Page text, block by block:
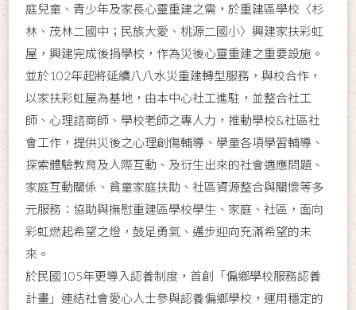
庭兒童、青少年及家長心靈重建之需，於重建區學校〈杉
林、茂林二國中；民族大愛、桃源二國小〉興建家扶彩虹
屋，興建完成後捐學校，作為災後心靈重建之重要設施。
並於102年起將延續八八水災重建轉型服務，與校合作，
以家扶彩虹屋為基地，由本中心社工進駐，並整合社工
師、心理諮商師、學校老師之專人力，推動學校&社區社
會工作，提供災後之心理創傷輔導、學童各項學習輔導、
探索體驗教育及人際互動、及衍生出來的社會適應問題、
家庭互動關係、貧童家庭扶助、社區資源整合與關懷等多
元服務：協助與撫慰重建區學校學生、家庭、社區，面向
彩虹燃起希望之燈，鼓足勇氣、邁步迎向充滿希望的未
來。
於民國105年更導入認養制度，首創「偏鄉學校服務認養
計畫」連結社會愛心人士參與認養偏鄉學校，運用穩定的